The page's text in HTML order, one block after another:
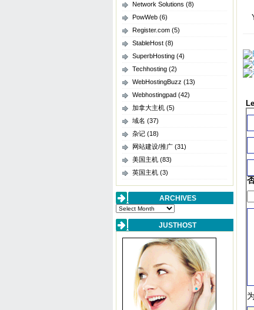
Network Solutions (8)
PowWeb (6)
Register.com (5)
StableHost (8)
SuperbHosting (4)
Techhosting (2)
WebHostingBuzz (13)
Webhostingpad (42)
加拿大主机 (5)
域名 (37)
杂记 (18)
网站建设/推广 (31)
美国主机 (83)
英国主机 (3)
ARCHIVES
Archives
JUSTHOST